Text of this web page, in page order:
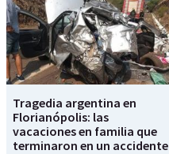
Tragedia argentina en
Florianópolis: las
vacaciones en familia que
terminaron en un accidente